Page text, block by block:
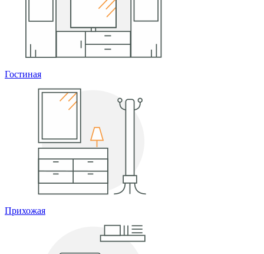
Гостиная
Прихожая